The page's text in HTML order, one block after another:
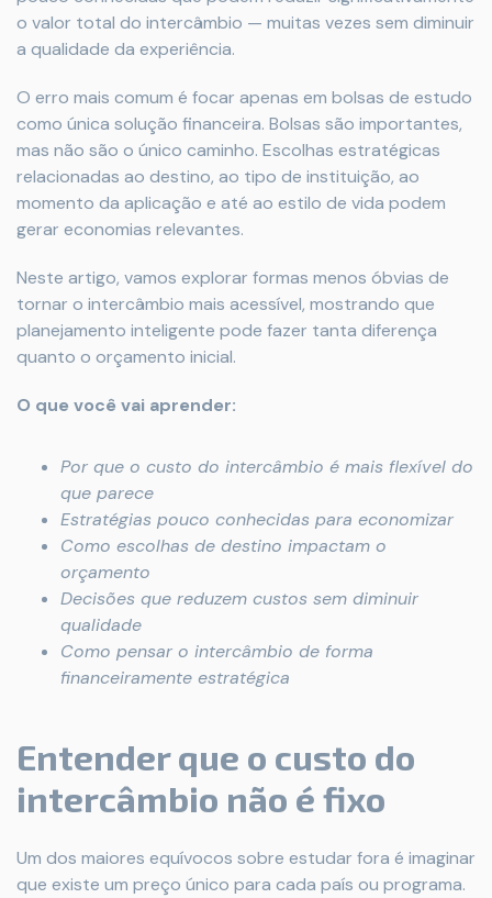
o valor total do intercâmbio — muitas vezes sem diminuir
a qualidade da experiência.
O erro mais comum é focar apenas em bolsas de estudo
como única solução financeira. Bolsas são importantes,
mas não são o único caminho. Escolhas estratégicas
relacionadas ao destino, ao tipo de instituição, ao
momento da aplicação e até ao estilo de vida podem
gerar economias relevantes.
Neste artigo, vamos explorar formas menos óbvias de
tornar o intercâmbio mais acessível, mostrando que
planejamento inteligente pode fazer tanta diferença
quanto o orçamento inicial.
O que você vai aprender:
Por que o custo do intercâmbio é mais flexível do
que parece
Estratégias pouco conhecidas para economizar
Como escolhas de destino impactam o
orçamento
Decisões que reduzem custos sem diminuir
qualidade
Como pensar o intercâmbio de forma
financeiramente estratégica
Entender que o custo do
intercâmbio não é fixo
Um dos maiores equívocos sobre estudar fora é imaginar
que existe um preço único para cada país ou programa.